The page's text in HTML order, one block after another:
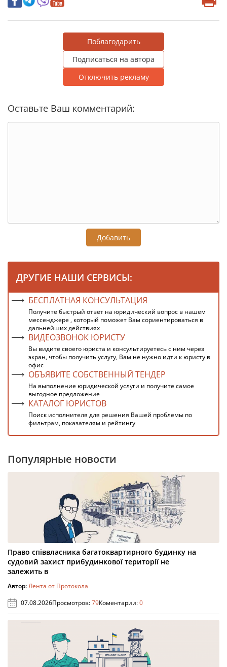
Поблагодарить
Подписаться на автора
Отключить рекламу
Оставьте Ваш комментарий:
Добавить
ДРУГИЕ НАШИ СЕРВИСЫ:
БЕСПЛАТНАЯ КОНСУЛЬТАЦИЯ
Получите быстрый ответ на юридический вопрос в нашем
мессенджере , который поможет Вам сориентироваться в
дальнейших действиях
ВИДЕОЗВОНОК ЮРИСТУ
Вы видите своего юриста и консультируетесь с ним через
экран, чтобы получить услугу, Вам не нужно идти к юристу в
офис
ОБЪЯВИТЕ СОБСТВЕННЫЙ ТЕНДЕР
На выполнение юридической услуги и получите самое
выгодное предложение
КАТАЛОГ ЮРИСТОВ
Поиск исполнителя для решения Вашей проблемы по
фильтрам, показателям и рейтингу
Популярные новости
Право співвласника багатоквартирного будинку на
судовий захист прибудинкової території не
залежить в
Автор:Лента от Протокола
07.08.2026Просмотров:79Коментарии:0